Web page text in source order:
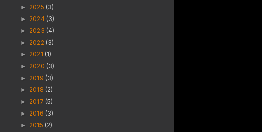
► 2025 (3)
► 2024 (3)
► 2023 (4)
► 2022 (3)
► 2021 (1)
► 2020 (3)
► 2019 (3)
► 2018 (2)
► 2017 (5)
► 2016 (3)
► 2015 (2)